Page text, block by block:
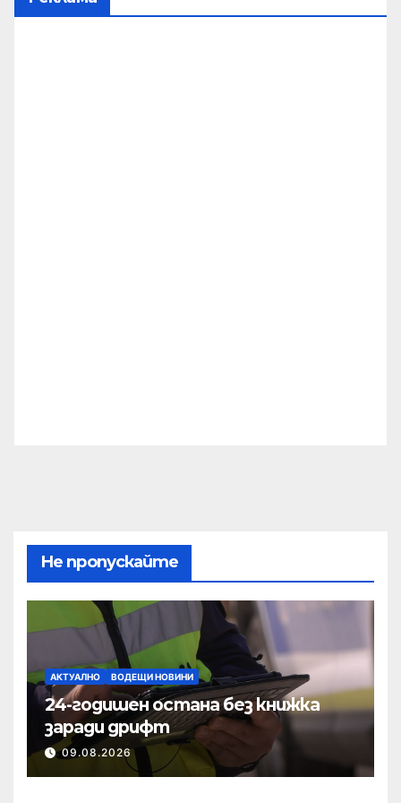
Не пропускайте
АКТУАЛНО ВОДЕЩИ НОВИНИ
24-годишен остана без книжка
заради дрифт
09.08.2026